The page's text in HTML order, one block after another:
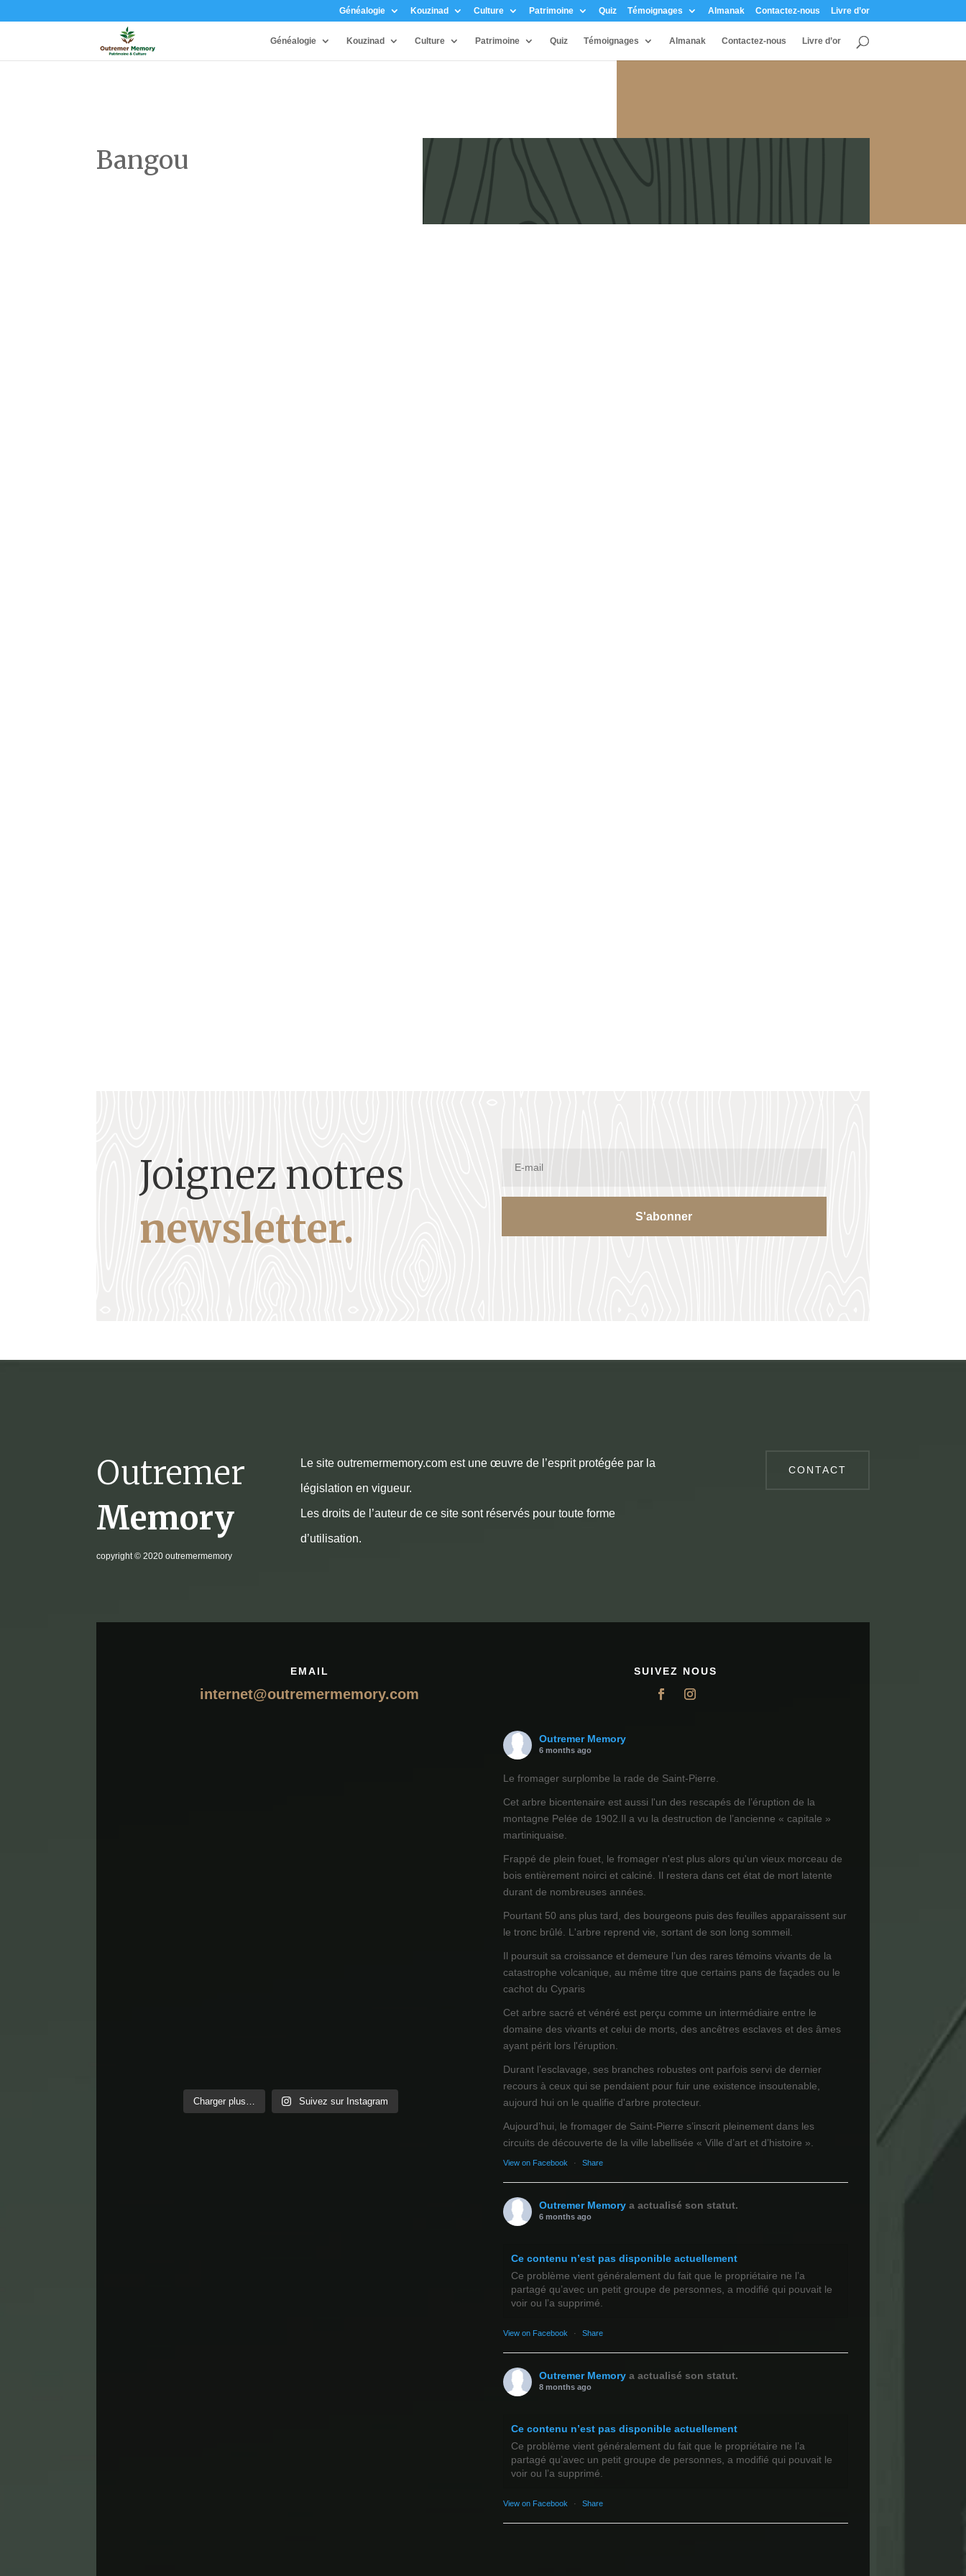
Généalogie Kouzinad Culture Patrimoine Quiz Témoignages Almanak Contactez-nous Livre d’or
Généalogie Kouzinad Culture Patrimoine Quiz Témoignages Almanak Contactez-nous Livre d’or
Bangou
Joignez notres
newsletter.
S'abonner
Outremer
Memory
copyright© 2020 outremermemory
Le site outremermemory.com est une œuvre de l’esprit protégée par la
législation en vigueur.
Les droits de l’auteur de ce site sont réservés pour toute forme
d’utilisation.
CONTACT
EMAIL
internet@outremermemory.com
Charger plus… Suivez sur Instagram
SUIVEZ NOUS
Outremer Memory
6 months ago
Le fromager surplombe la rade de Saint-Pierre.
Cet arbre bicentenaire est aussi l'un des rescapés de l’éruption de la
montagne Pelée de 1902.Il a vu la destruction de l’ancienne « capitale »
martiniquaise.
Frappé de plein fouet, le fromager n'est plus alors qu'un vieux morceau de
bois entièrement noirci et calciné. Il restera dans cet état de mort latente
durant de nombreuses années.
Pourtant 50 ans plus tard, des bourgeons puis des feuilles apparaissent sur
le tronc brûlé. L'arbre reprend vie, sortant de son long sommeil.
Il poursuit sa croissance et demeure l’un des rares témoins vivants de la
catastrophe volcanique, au même titre que certains pans de façades ou le
cachot du Cyparis
Cet arbre sacré et vénéré est perçu comme un intermédiaire entre le
domaine des vivants et celui de morts, des ancêtres esclaves et des âmes
ayant périt lors l'éruption.
Durant l’esclavage, ses branches robustes ont parfois servi de dernier
recours à ceux qui se pendaient pour fuir une existence insoutenable,
aujourd hui on le qualifie d'arbre protecteur.
Aujourd’hui, le fromager de Saint-Pierre s’inscrit pleinement dans les
circuits de découverte de la ville labellisée « Ville d’art et d’histoire ».
View on Facebook · Share
Outremer Memory a actualisé son statut.
6 months ago
Ce contenu n’est pas disponible actuellement
Ce problème vient généralement du fait que le propriétaire ne l’a
partagé qu’avec un petit groupe de personnes, a modifié qui pouvait le
voir ou l’a supprimé.
View on Facebook · Share
Outremer Memory a actualisé son statut.
8 months ago
Ce contenu n’est pas disponible actuellement
Ce problème vient généralement du fait que le propriétaire ne l’a
partagé qu’avec un petit groupe de personnes, a modifié qui pouvait le
voir ou l’a supprimé.
View on Facebook · Share